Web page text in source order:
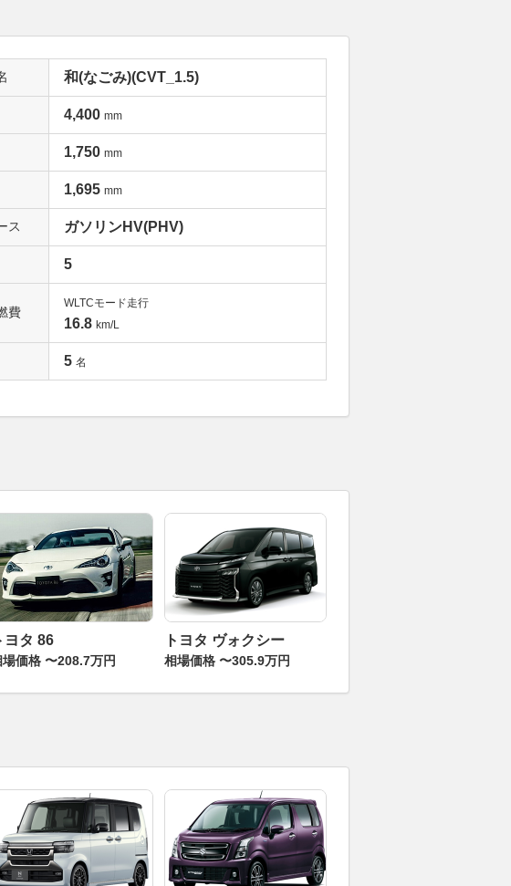
和(なごみ)(CVT_1.5)
4,400 mm
1,750 mm
1,695 mm
ス ガソリンHV(PHV)
5
費
WLTCモード走行
16.8 km/L
5 名
ヨタ 86
場価格 〜208.7万円
トヨタ ヴォクシー
相場価格 〜305.9万円